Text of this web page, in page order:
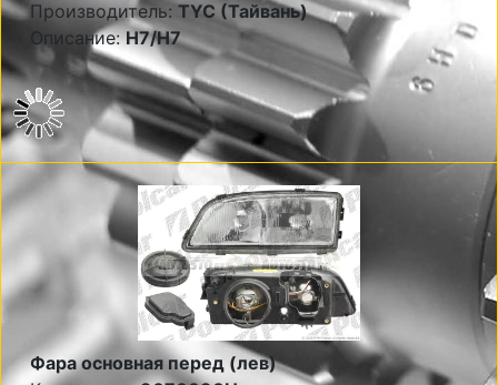
Производитель: TYC (Тайвань)
Описание:Н7/Н7
Фара основная перед (лев)